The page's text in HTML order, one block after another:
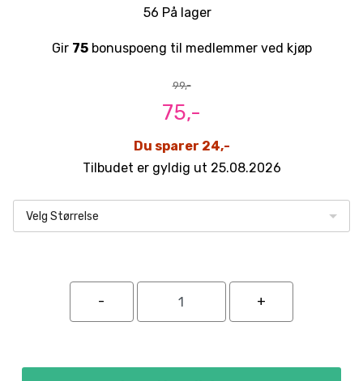
56 På lager
Gir 75bonuspoeng til medlemmer ved kjøp
99,-
75,-
Du sparer 24,-
Tilbudet er gyldig ut 25.08.2026
Velg Størrelse